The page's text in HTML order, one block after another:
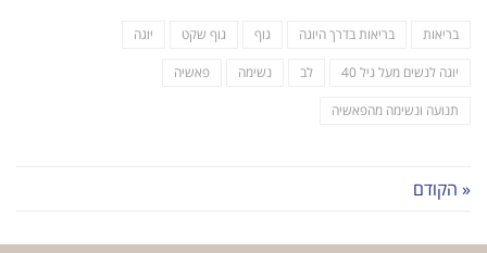
בריאות בריאות בדרך היוגה גוף גוף שקט יוגה
יוגה לנשים מעל גיל 40 לב נשימה פאשיה
תנועה ונשימה מהפאשיה
« הקודם